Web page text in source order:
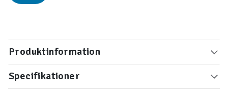
Produktinformation
Specifikationer